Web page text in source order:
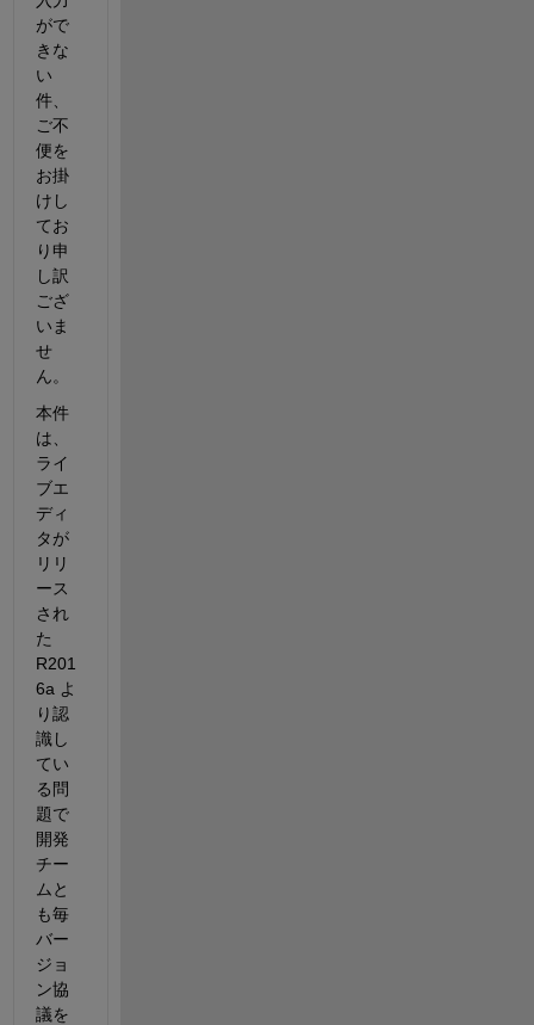
がで
きな
い
件、
ご不
便を
お掛
けし
てお
り申
し訳
ござ
いま
せ
ん。
本件
は、
ライ
ブエ
ディ
タが
リリ
ース
され
た
R201
6a よ
り認
識し
てい
る問
題で
開発
チー
ムと
も毎
バー
ジョ
ン協
議を